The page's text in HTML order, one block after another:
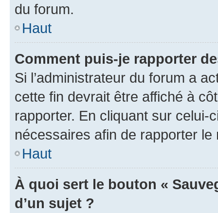
du forum.
Haut
Comment puis-je rapporter
Si l’administrateur du forum a
cette fin devrait être affiché à
rapporter. En cliquant sur
nécessaires afin de rapporter le
Haut
À quoi sert le bouton «
d’un sujet ?